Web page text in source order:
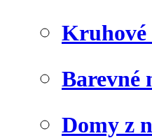
Kruhové
Barevné
Domy z